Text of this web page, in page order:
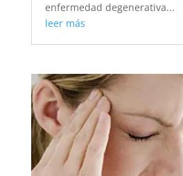
enfermedad degenerativa...
leer más